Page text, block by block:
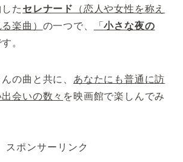
た セレナード
（恋人や女性を称え
楽曲） の一つで、 「小さな夜の
。
んの曲と共に、 あなたにも普通に訪
会いの数々 を映画館で楽しんでみ
スポンサーリンク